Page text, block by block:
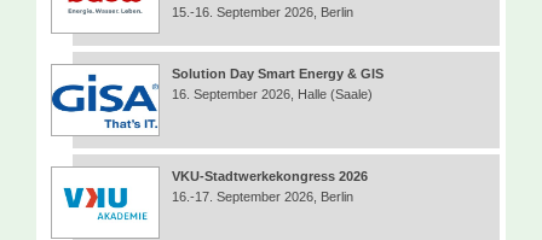
15.-16. September 2026, Berlin
Solution Day Smart Energy & GIS
16. September 2026, Halle (Saale)
VKU-Stadtwerkekongress 2026
16.-17. September 2026, Berlin